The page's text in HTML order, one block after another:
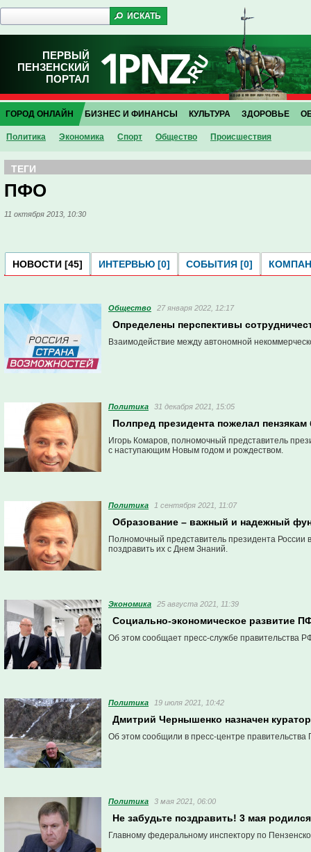
ПЕРВЫЙ
ПЕНЗЕНСКИЙ
ПОРТАЛ
ГОРОД ОНЛАЙН
Политика Экономика Спорт Общество Проиcшествия
БИЗНЕС И ФИНАНСЫ КУЛЬТУРА ЗДОРОВЬЕ
ТЕГИ
ПФО
11 октября 2013, 10:30
НОВОСТИ [45] ИНТЕРВЬЮ [0] СОБЫТИЯ [0]
Общество 27 января 2022, 12:17
Определены перспективы
Взаимодействие между автономной
Политика 31 декабря 2021, 15:05
Полпред президента пожелал
Игорь Комаров, полномочный представитель
с наступающим Новым годом и рождеством.
Политика 1 сентября 2021, 11:07
Образование – важный и надежный
Полномочный представитель президента России
поздравить их с Днем Знаний.
Экономика 25 августа 2021, 11:39
Социально-экономическое развитие
Об этом сообщает пресс-службе правительства
Политика 19 июля 2021, 10:42
Дмитрий Чернышенко назначен
Об этом сообщили в пресс-центре правительства
Политика 3 мая 2021, 06:00
Не забудьте поздравить! 3 мая
Главному федеральному инспектору по